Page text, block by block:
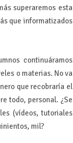
superaremos esta
que informatizados
continuáramos
o materias. No va
que recobraría el
todo, personal. ¿Se
(vídeos, tutoriales
mil?